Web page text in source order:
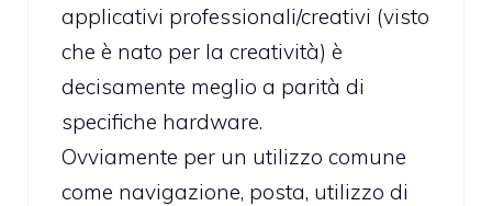
applicativi professionali/creativi (visto
che è nato per la creatività) è
decisamente meglio a parità di
specifiche hardware.
Ovviamente per un utilizzo comune
come navigazione, posta, utilizzo di